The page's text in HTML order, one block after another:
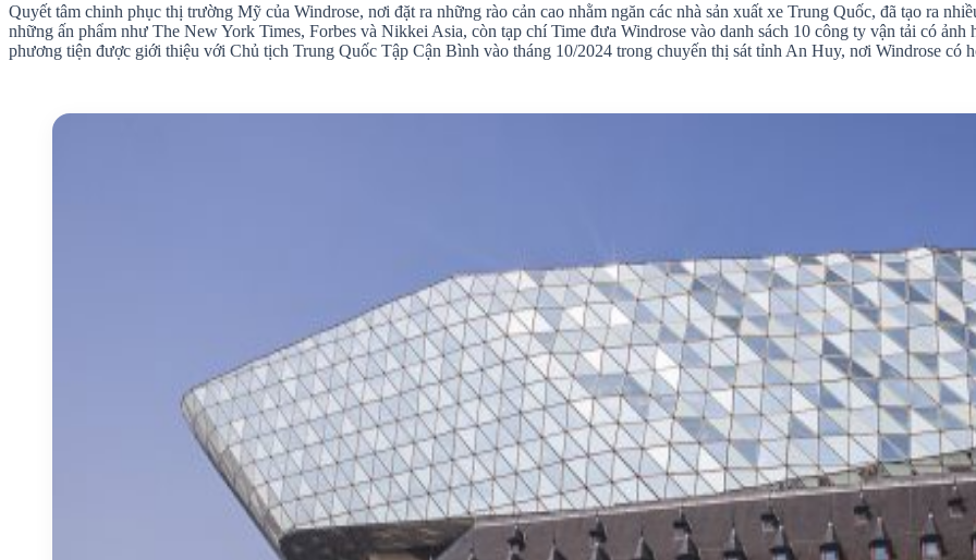
Quyết tâm chinh phục thị trường Mỹ của Windrose, nơi đặt ra những rào cản cao nhằm ngăn các nhà sản xuất xe Trung Quốc, đã tạo ra
những ấn phẩm như The New York Times, Forbes và Nikkei Asia, còn tạp chí Time đưa Windrose vào danh sách 10 công ty vận tải có
phương tiện được giới thiệu với Chủ tịch Trung Quốc Tập Cận Bình vào tháng 10/2024 trong chuyến thị sát tỉnh An Huy, nơi Windrose có